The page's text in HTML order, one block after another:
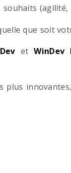
(agilité,
que soit
et WinDev
plus